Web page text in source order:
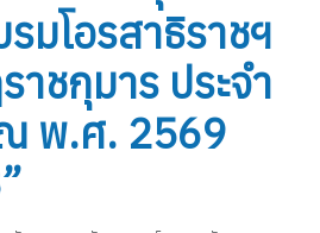
มโอรสาธิราชฯ
าชกุมาร ประจำ
พ.ศ. 2569